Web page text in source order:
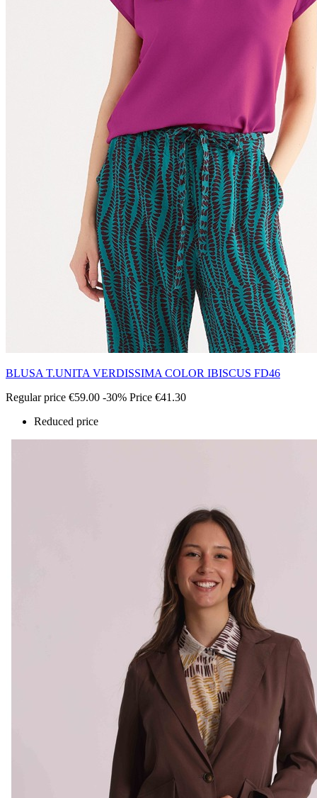
BLUSA T.UNITA VERDISSIMA COLOR IBISCUS FD46
Regular price €59.00 -30% Price €41.30
Reduced price